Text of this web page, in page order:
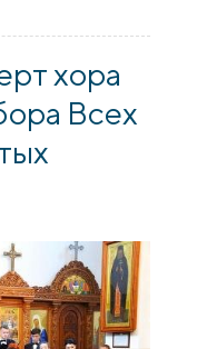
конференции по
Архиерейского хора
хора
Всех